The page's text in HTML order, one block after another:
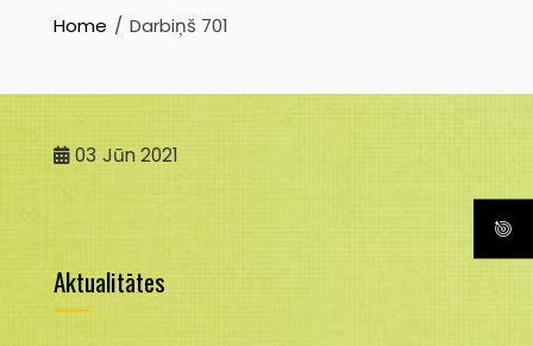
Home Darbiņš 701
03 Jūn 2021
Aktualitātes